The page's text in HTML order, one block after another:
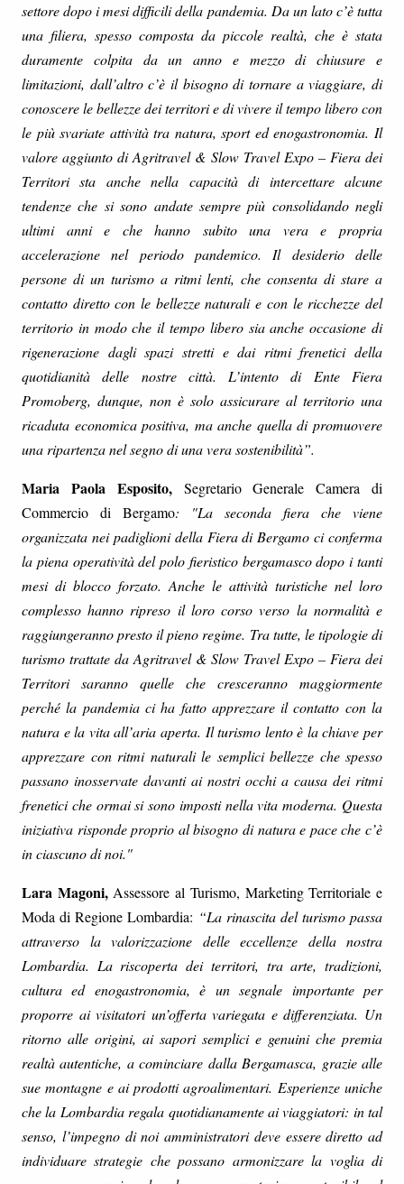
settore dopo i mesi difficili della pandemia. Da un lato c’è tutta
una filiera, spesso composta da piccole realtà, che è stata
duramente colpita da un anno e mezzo di chiusure e
limitazioni, dall’altro c’è il bisogno di tornare a viaggiare, di
conoscere le bellezze dei territori e di vivere il tempo libero con
le più svariate attività tra natura, sport ed enogastronomia. Il
valore aggiunto di Agritravel & Slow Travel Expo – Fiera dei
Territori sta anche nella capacità di intercettare alcune
tendenze che si sono andate sempre più consolidando negli
ultimi anni e che hanno subito una vera e propria
accelerazione nel periodo pandemico. Il desiderio delle
persone di un turismo a ritmi lenti, che consenta di stare a
contatto diretto con le bellezze naturali e con le ricchezze del
territorio in modo che il tempo libero sia anche occasione di
rigenerazione dagli spazi stretti e dai ritmi frenetici della
quotidianità delle nostre città. L’intento di Ente Fiera
Promoberg, dunque, non è solo assicurare al territorio una
ricaduta economica positiva, ma anche quella di promuovere
una ripartenza nel segno di una vera sostenibilità”.
Maria Paola Esposito, Segretario Generale Camera di
Commercio di Bergamo: "La seconda fiera che viene
organizzata nei padiglioni della Fiera di Bergamo ci conferma
la piena operatività del polo fieristico bergamasco dopo i tanti
mesi di blocco forzato. Anche le attività turistiche nel loro
complesso hanno ripreso il loro corso verso la normalità e
raggiungeranno presto il pieno regime. Tra tutte, le tipologie di
turismo trattate da Agritravel & Slow Travel Expo – Fiera dei
Territori saranno quelle che cresceranno maggiormente
perché la pandemia ci ha fatto apprezzare il contatto con la
natura e la vita all’aria aperta. Il turismo lento è la chiave per
apprezzare con ritmi naturali le semplici bellezze che spesso
passano inosservate davanti ai nostri occhi a causa dei ritmi
frenetici che ormai si sono imposti nella vita moderna. Questa
iniziativa risponde proprio al bisogno di natura e pace che c’è
in ciascuno di noi."
Lara Magoni,Assessore al Turismo, Marketing Territoriale e
Moda di Regione Lombardia: “La rinascita del turismo passa
attraverso la valorizzazione delle eccellenze della nostra
Lombardia. La riscoperta dei territori, tra arte, tradizioni,
cultura ed enogastronomia, è un segnale importante per
proporre ai visitatori un’offerta variegata e differenziata. Un
ritorno alle origini, ai sapori semplici e genuini che premia
realtà autentiche, a cominciare dalla Bergamasca, grazie alle
sue montagne e ai prodotti agroalimentari. Esperienze uniche
che la Lombardia regala quotidianamente ai viaggiatori: in tal
senso, l’impegno di noi amministratori deve essere diretto ad
individuare strategie che possano armonizzare la voglia di